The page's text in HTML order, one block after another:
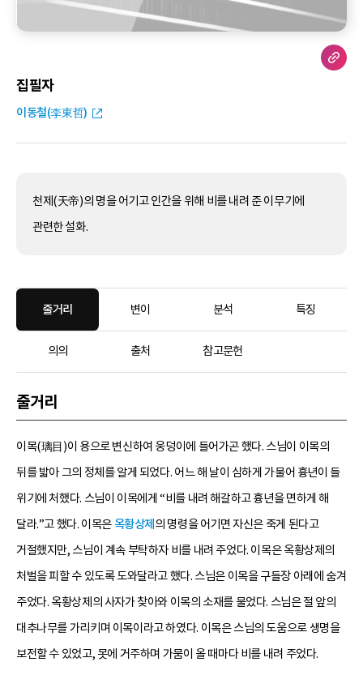
집필자
이동철(李東哲)
천제(天帝)의 명을 어기고 인간을 위해 비를 내려 준 이무기에
관련한 설화.
줄거리 변이 분석 특징
의의 출처 참고문헌
줄거리
이목(璃目)이 용으로 변신하여 웅덩이에 들어가곤 했다. 스님이 이목의
뒤를 밟아 그의 정체를 알게 되었다. 어느 해 날이 심하게 가물어 흉년이 들
위기에 처했다. 스님이 이목에게 “비를 내려 해갈하고 흉년을 면하게 해
달라.”고 했다. 이목은 옥황상제 의 명령을 어기면 자신은 죽게 된다고
거절했지만, 스님이 계속 부탁하자 비를 내려 주었다. 이목은 옥황상제의
처벌을 피할 수 있도록 도와달라고 했다. 스님은 이목을 구들장 아래에 숨겨
주었다. 옥황상제의 사자가 찾아와 이목의 소재를 물었다. 스님은 절 앞의
대추나무를 가리키며 이목이라고 하였다. 이목은 스님의 도움으로 생명을
보전할 수 있었고, 못에 거주하며 가뭄이 올 때마다 비를 내려 주었다.